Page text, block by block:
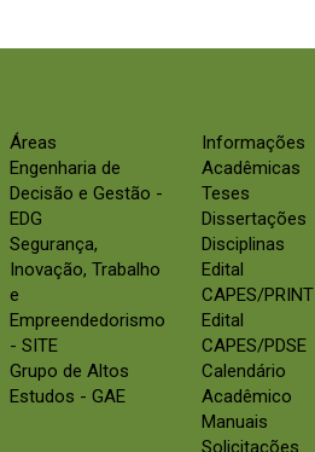
Áreas
Engenharia de
Decisão e Gestão -
EDG
Segurança,
Inovação, Trabalho
e
Empreendedorismo
- SITE
Grupo de Altos
Estudos - GAE
Informações
Acadêmicas
Teses
Dissertações
Disciplinas
Edital
CAPES/PRINT
Edital
CAPES/PDSE
Calendário
Acadêmico
Manuais
Solicitações